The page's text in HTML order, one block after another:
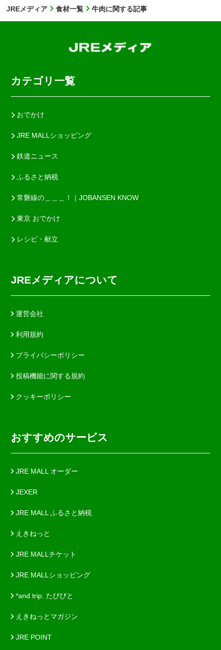
JREメディア 食材一覧 牛肉に関する記事
カテゴリ一覧
おでかけ
JRE MALLショッピング
鉄道ニュース
ふるさと納税
常磐線の＿＿＿！｜JOBANSEN KNOW
東京 おでかけ
レシピ・献立
JREメディアについて
運営会社
利用規約
プライバシーポリシー
投稿機能に関する規約
クッキーポリシー
おすすめのサービス
JRE MALL オーダー
JEXER
JRE MALL ふるさと納税
えきねっと
JRE MALLチケット
JRE MALLショッピング
*and trip. たびびと
えきねっとマガジン
JRE POINT